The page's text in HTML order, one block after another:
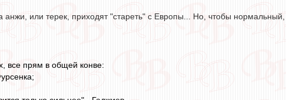
анжи, или терек, приходят "стареть" с Европы... Но, чтобы
все прям в общей конве: